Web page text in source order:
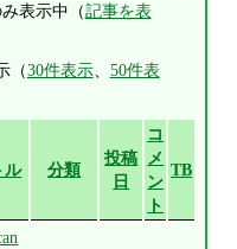
表示中（記事を表
（30件表示、 50件表
ル 分類
投稿
日
コ
メ
ン
ト
TB